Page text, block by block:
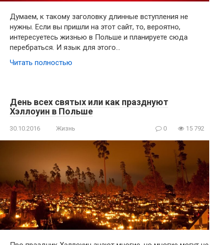
Думаем, к такому заголовку длинные вступления не
нужны. Если вы пришли на этот сайт, то, вероятно,
интересуетесь жизнью в Польше и планируете сюда
перебраться. И язык для этого…
Читать полностью
День всех святых или как празднуют
Хэллоуин в Польше
30.10.2016 Жизнь 0 15 792